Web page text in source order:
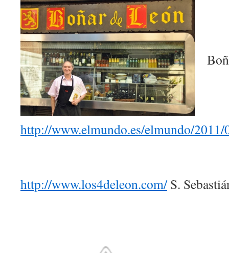
http://www.elmundo.es/elmundo/
http://www.los4deleon.com/S.